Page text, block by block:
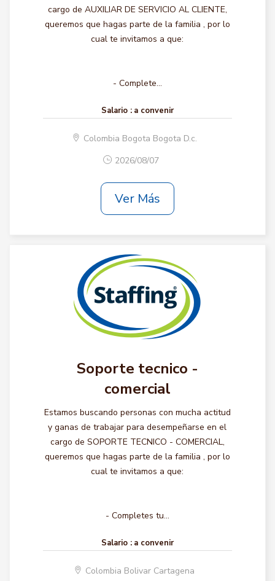
cargo de AUXILIAR DE SERVICIO AL CLIENTE,
queremos que hagas parte de la familia , por lo
cual te invitamos a que:
- Complete...
Salario : a convenir
Colombia Bogota Bogota D.c.
2026/08/07
Ver Más
Soporte tecnico -
comercial
Estamos buscando personas con mucha actitud
y ganas de trabajar para desempeñarse en el
cargo de SOPORTE TECNICO - COMERCIAL,
queremos que hagas parte de la familia , por lo
cual te invitamos a que:
- Completes tu...
Salario : a convenir
Colombia Bolivar Cartagena